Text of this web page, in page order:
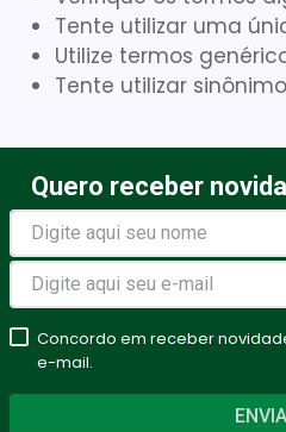
Tente utilizar uma
Utilize termos
Tente utilizar
Quero receber
Concordo em receber
e-mail.